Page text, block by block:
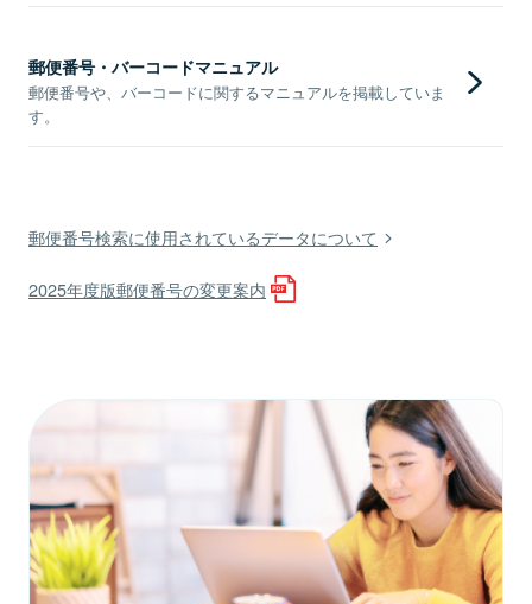
郵便番号・バーコードマニュアル
郵便番号や、バーコードに関するマニュアルを掲載していま
す。
郵便番号検索に使用されているデータについて
2025年度版郵便番号の変更案内